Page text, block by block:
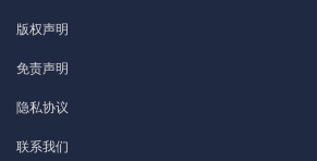
版权声明
免责声明
隐私协议
联系我们